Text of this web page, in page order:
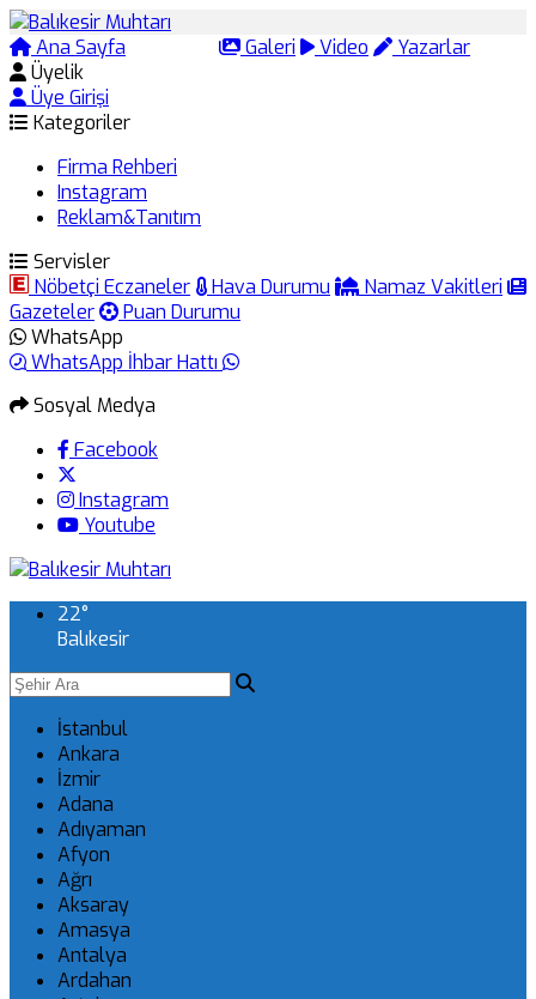
Ana Sayfa Galeri Video
Yazarlar
Üyelik
Üye Girişi
Kategoriler
Firma Rehberi
Instagram
Reklam&Tanıtım
Servisler
Nöbetçi Eczaneler
Hava Durumu
Namaz Vakitleri
Gazeteler
Puan Durumu
WhatsApp
WhatsApp İhbar Hattı
Sosyal Medya
Facebook
Instagram
Youtube
22°
Balıkesir
İstanbul
Ankara
İzmir
Adana
Adıyaman
Afyon
Ağrı
Aksaray
Amasya
Antalya
Ardahan